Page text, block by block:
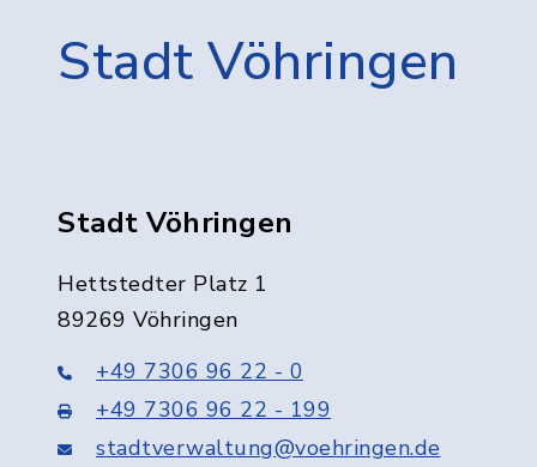
Stadt Vöhringen
Stadt Vöhringen
Hettstedter Platz 1
89269 Vöhringen
+49 7306 96 22 - 0
+49 7306 96 22 - 199
stadtverwaltung@voehringen.de